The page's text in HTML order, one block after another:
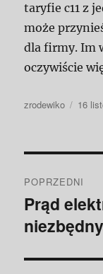
taryfie c11 z
może
dla firmy. Im
oczywiście
Autor
zrodewiko
Data
16
wpisu
POPRZEDNI
Poprzedni
wpis:
Prąd